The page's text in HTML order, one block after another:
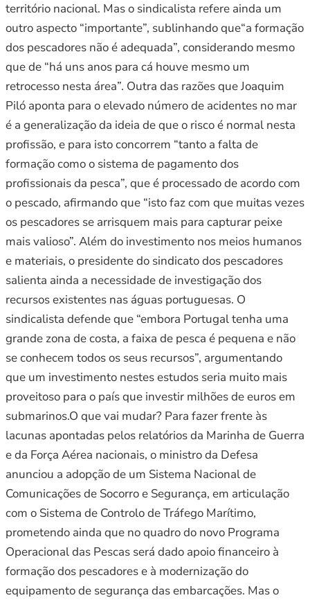
território nacional. Mas o sindicalista refere ainda um
outro aspecto “importante”, sublinhando que“a formação
dos pescadores não é adequada”, considerando mesmo
que de “há uns anos para cá houve mesmo um
retrocesso nesta área”. Outra das razões que Joaquim
Piló aponta para o elevado número de acidentes no mar
é a generalização da ideia de que o risco é normal nesta
profissão, e para isto concorrem “tanto a falta de
formação como o sistema de pagamento dos
profissionais da pesca”, que é processado de acordo com
o pescado, afirmando que “isto faz com que muitas vezes
os pescadores se arrisquem mais para capturar peixe
mais valioso”. Além do investimento nos meios humanos
e materiais, o presidente do sindicato dos pescadores
salienta ainda a necessidade de investigação dos
recursos existentes nas águas portuguesas. O
sindicalista defende que “embora Portugal tenha uma
grande zona de costa, a faixa de pesca é pequena e não
se conhecem todos os seus recursos”, argumentando
que um investimento nestes estudos seria muito mais
proveitoso para o país que investir milhões de euros em
submarinos.O que vai mudar? Para fazer frente às
lacunas apontadas pelos relatórios da Marinha de Guerra
e da Força Aérea nacionais, o ministro da Defesa
anunciou a adopção de um Sistema Nacional de
Comunicações de Socorro e Segurança, em articulação
com o Sistema de Controlo de Tráfego Marítimo,
prometendo ainda que no quadro do novo Programa
Operacional das Pescas será dado apoio financeiro à
formação dos pescadores e à modernização do
equipamento de segurança das embarcações. Mas o